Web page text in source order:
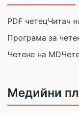
PDF четецЧитач
Програма за
Четене на MD
Медийни